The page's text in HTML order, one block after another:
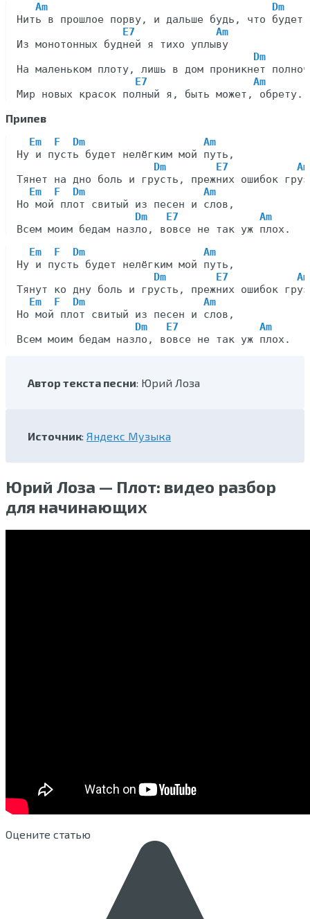
Am                                    Dm
Нить в прошлое порву, и дальше будь, что будет.
E7             Am
Из монотонных будней я тихо уплыву
Dm
На маленьком плоту, лишь в дом проникнет
E7                 Am
Припев
Em  F  Dm                   Am
Ну и пусть будет нелёгким мой путь,
Dm        E7           Am
Тянет на дно боль и грусть, прежних ошибок
Em  F  Dm                   Am
Но мой плот свитый из песен и слов,
Dm   E7             Am
Em  F  Dm                   Am
Ну и пусть будет нелёгким мой путь,
Dm        E7           Am
Тянут ко дну боль и грусть, прежних ошибок
Em  F  Dm                   Am
Но мой плот свитый из песен и слов,
Dm   E7             Am
Автор текста песни: Юрий Лоза
Источник: Яндекс Музыка
Юрий Лоза — Плот: видео разбор
для начинающих
Оцените статью